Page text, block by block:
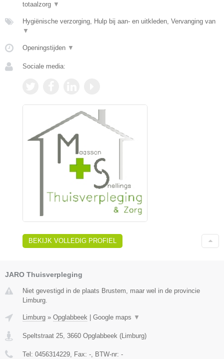
totaalzorg ▼
Hygiënische verzorging, Hulp bij aan- en uitkleden, Vervanging van
▼
Openingstijden ▼
Sociale media:
BEKIJK VOLLEDIG PROFIEL
JARO Thuisverpleging
Niet gevestigd in de plaats Brustem, maar wel in de provincie
Limburg.
Limburg » Opglabbeek Google maps ▼
Speltstraat 25, 3660 Opglabbeek (Limburg)
Tel: 0456314229, Fax: -, BTW-nr: -